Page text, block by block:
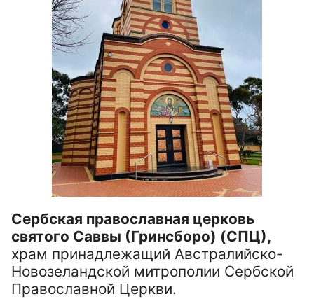
Сербская православная церковь
святого Саввы (Гринсборо) (СПЦ),
храм принадлежащий Австралийско-
Новозеландской митрополии Сербской
Православной Церкви.